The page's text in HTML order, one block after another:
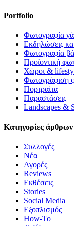
είναι ότι
συντροφεύσει
Portfolio
Φωτογραφία
Εκδηλώσεις
Φωτογραφία
Προϊοντική
Χώροι &
Φωτογράφιση
Πορτραίτα
Παραστάσεις
Landscapes &
Κατηγορίες άρθρων
Συλλογές
Νέα
Αγορές
Reviews
Εκθέσεις
Stories
Social Media
Εξοπλισμός
How-To